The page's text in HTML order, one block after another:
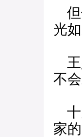
但
光
王
不
十
家